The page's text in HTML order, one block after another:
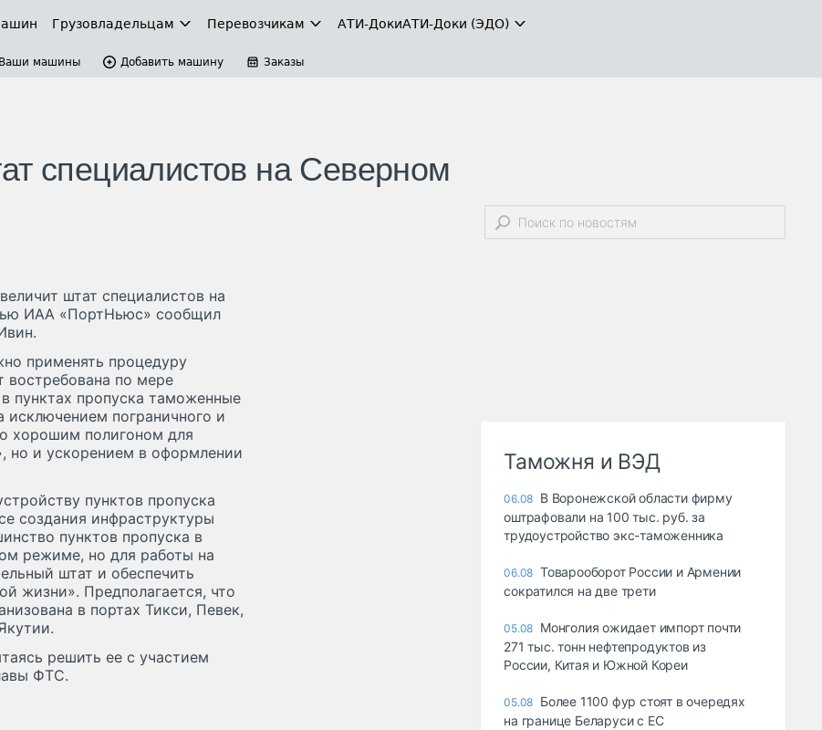
Грузовладельцам Перевозчикам АТИ-ДокиАТИ-Доки (ЭДО)
Ваши машины Добавить машину Заказы
специалистов на Северном
штат специалистов на
ИАА «ПортНьюс» сообщил
применять процедуру
по мере
пунктах пропуска таможенные
исключением пограничного и
хорошим полигоном для
но и ускорением в оформлении
пунктов пропуска
создания инфраструктуры
пунктов пропуска в
режиме, но для работы на
штат и обеспечить
жизни». Предполагается, что
в портах Тикси, Певек,
решить ее с участием
ФТС.
Таможня и ВЭД
06.08 В Воронежской области фирму
оштрафовали на 100 тыс. руб. за
трудоустройство экс-таможенника
06.08 Товарооборот России и Армении
сократился на две трети
05.08 Монголия ожидает импорт почти
271 тыс. тонн нефтепродуктов из
России, Китая и Южной Кореи
05.08 Более 1100 фур стоят в очередях
на границе Беларуси с ЕС